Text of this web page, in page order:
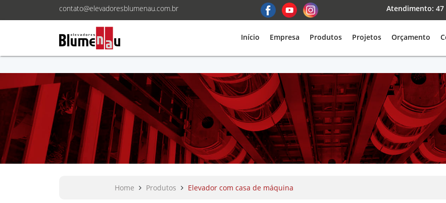
contato@elevadoresblumenau.com.br Atendimento: 47
Início Empresa Produtos Projetos Orçamento
Home Produtos Elevador com casa de máquina